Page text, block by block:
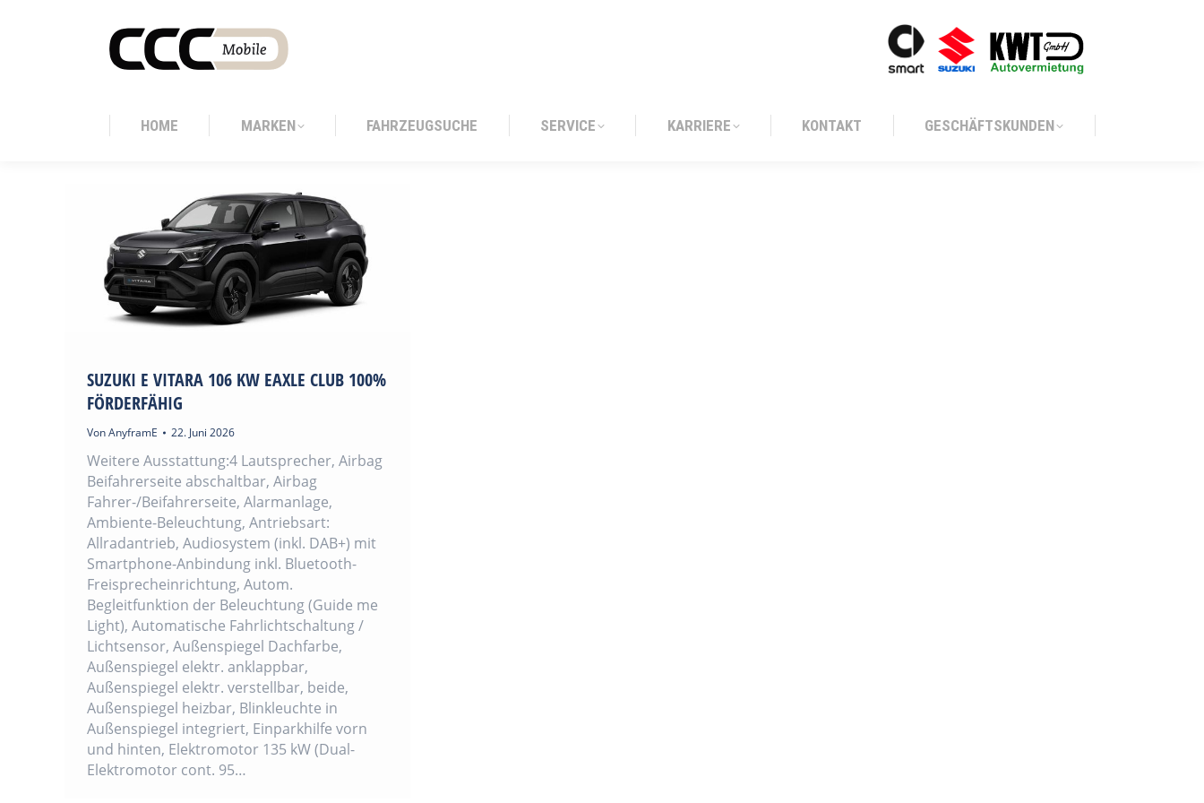
HOME MARKEN FAHRZEUGSUCHE SERVICE KARRIERE KONTAKT GESCHÄFTSKUNDEN
SUZUKI E VITARA 106 KW EAXLE CLUB 100%
FÖRDERFÄHIG
VonAnyframE 22. Juni 2026
Weitere Ausstattung:4 Lautsprecher, Airbag
Beifahrerseite abschaltbar, Airbag
Fahrer-/Beifahrerseite, Alarmanlage,
Ambiente-Beleuchtung, Antriebsart:
Allradantrieb, Audiosystem (inkl. DAB+) mit
Smartphone-Anbindung inkl. Bluetooth-
Freisprecheinrichtung, Autom.
Begleitfunktion der Beleuchtung (Guide me
Light), Automatische Fahrlichtschaltung /
Lichtsensor, Außenspiegel Dachfarbe,
Außenspiegel elektr. anklappbar,
Außenspiegel elektr. verstellbar, beide,
Außenspiegel heizbar, Blinkleuchte in
Außenspiegel integriert, Einparkhilfe vorn
und hinten, Elektromotor 135 kW (Dual-
Elektromotor cont. 95…
HOME MARKEN GESCHÄFTSKUNDEN